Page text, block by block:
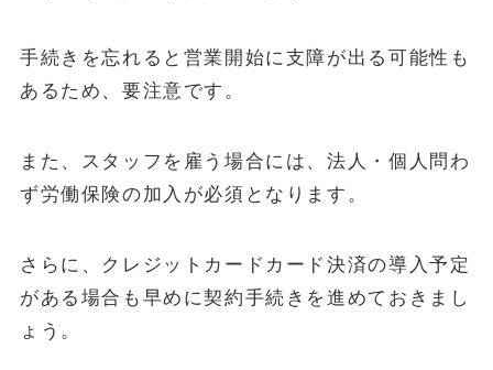
手続きを忘れると営業開始に支障が出る可能性も
あるため、要注意です。
また、スタッフを雇う場合には、法人・個人問わ
ず労働保険の加入が必須となります。
さらに、クレジットカードカード決済の導入予定
がある場合も早めに契約手続きを進めておきまし
ょう。